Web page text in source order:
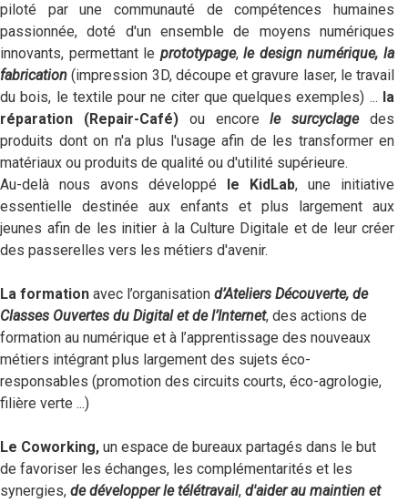
piloté par une communauté de compétences humaines
passionnée, doté d'un ensemble de moyens numériques
innovants, permettant le prototypage,le design numérique, la
fabrication (impression 3D, découpe et gravure laser, le travail
du bois, le textile pour ne citer que quelques exemples) ... la
réparation (Repair-Café) ou encorele surcyclagedes
produits dont on n'a plus l'usage afin de les transformer en
matériaux ou produits de qualité ou d'utilité supérieure.
Au-delà nous avons développé
e KidLab, une initiative
essentielle destinée aux enfants et plus largement aux
jeunes afin de les initier à la Culture Digitale et de leur créer
des passerelles vers les métiers d'avenir.
La formation avec l’organisation d’Ateliers Découverte, de
Classes Ouvertes du Digital et de l’Internet, des actions de
formation au numérique et à l’apprentissage des nouveaux
métiers intégrant plus largement des sujets éco-
responsables (promotion des circuits courts, éco-agrologie,
filière verte ...)
Le Coworking, un espace de bureaux partagés dans le but
de favoriser les échanges, les complémentarités et les
synergies, de développer le télétravail, d'aider au maintien et